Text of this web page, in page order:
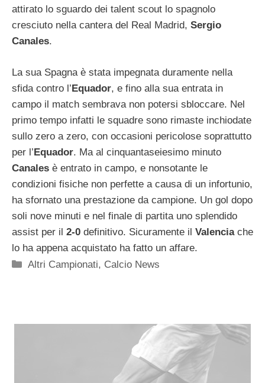
attirato lo sguardo dei talent scout lo spagnolo
cresciuto nella cantera del Real Madrid, Sergio
Canales.
La sua Spagna è stata impegnata duramente nella
sfida contro l’Equador, e fino alla sua entrata in
campo il match sembrava non potersi sbloccare. Nel
primo tempo infatti le squadre sono rimaste inchiodate
sullo zero a zero, con occasioni pericolose soprattutto
per l’Equador. Ma al cinquantaseiesimo minuto
Canales è entrato in campo, e nonsotante le
condizioni fisiche non perfette a causa di un infortunio,
ha sfornato una prestazione da campione. Un gol dopo
soli nove minuti e nel finale di partita uno splendido
assist per il 2-0 definitivo. Sicuramente il Valencia che
lo ha appena acquistato ha fatto un affare.
Categorie
Altri Campionati, Calcio News